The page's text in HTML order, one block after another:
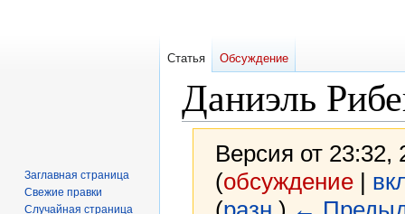
Даниэль
Версия от
(обсуждение|
Статья Обсуждение
Заглавная страница
Свежие правки
Случайная страница